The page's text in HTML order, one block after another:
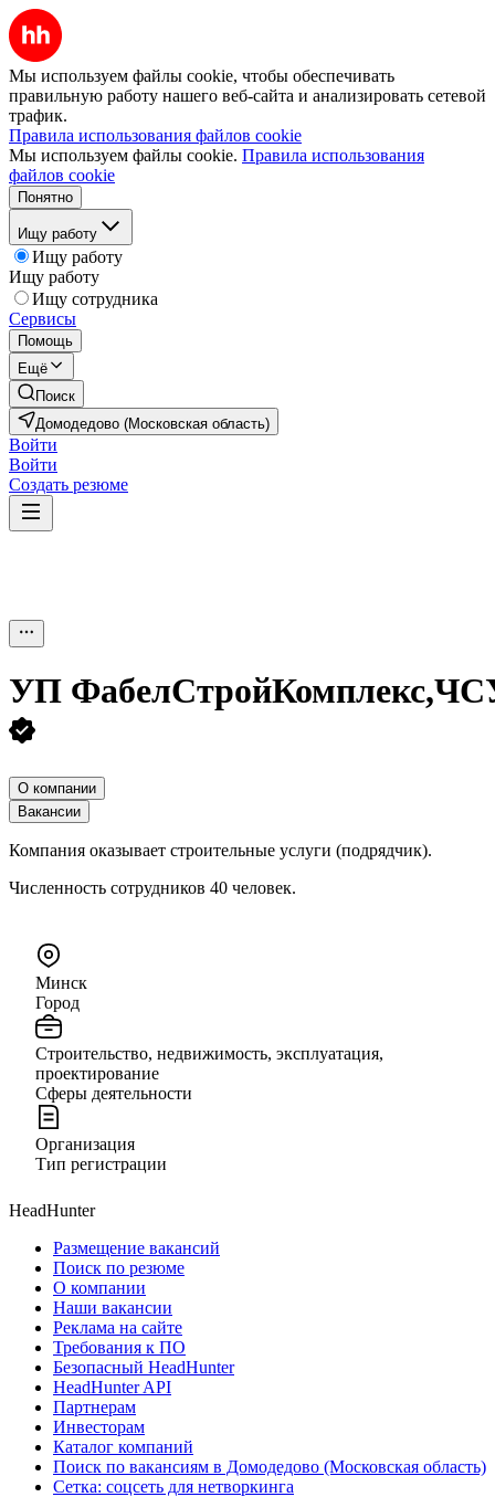
Мы используем файлы cookie, чтобы обеспечивать
правильную работу нашего веб-сайта и анализировать сетевой
трафик.
Правила использования файлов cookie
Мы используем файлы cookie. Правила использования
файлов cookie
Понятно
Ищу работу
Ищу работу
Ищу работу
Ищу сотрудника
Сервисы
Помощь
Ещё
Поиск
Домодедово (Московская область)
Войти
Войти
Создать резюме
УП
О компании
Вакансии
Компания оказывает строительные услуги (подрядчик).
Численность сотрудников 40 человек.
Минск
Город
Строительство, недвижимость, эксплуатация,
проектирование
Сферы деятельности
Организация
Тип регистрации
HeadHunter
Размещение вакансий
Поиск по резюме
О компании
Наши вакансии
Реклама на сайте
Требования к ПО
Безопасный HeadHunter
HeadHunter API
Партнерам
Инвесторам
Каталог компаний
Поиск по вакансиям в Домодедово (Московская область)
Сетка: соцсеть для нетворкинга